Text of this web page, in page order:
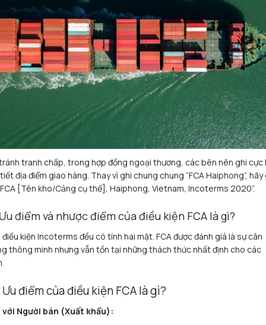
tranh chấp, trong hợp đồng ngoại thương, các bên nên ghi cực
địa điểm giao hàng. Thay vì ghi chung chung “FCA Haiphong”, hãy
[Tên kho/Cảng cụ thể], Haiphong, Vietnam, Incoterms 2020”.
điểm và nhược điểm của điều kiện FCA là gì?
điều kiện Incoterms đều có tính hai mặt. FCA được đánh giá là sự cân
thông minh nhưng vẫn tồn tại những thách thức nhất định cho các
Ưu điểm của điều kiện FCA là gì?
Người bán (Xuất khẩu):